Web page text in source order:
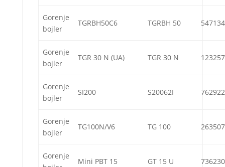
Gorenje
bojler
TGRBH50C6 TGRBH 50 547134
Gorenje
bojler
TGR 30 N (UA) TGR 30 N 123257
Gorenje
bojler
SI200 S20062I 762922
Gorenje
bojler
TG100N/V6 TG 100 263507
Gorenje
Mini PBT 15 GT 15 U 736230